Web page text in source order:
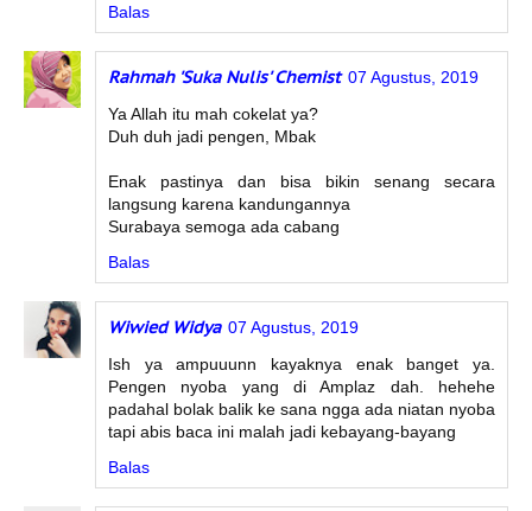
Balas
Rahmah 'Suka Nulis' Chemist 07 Agustus, 2019
Ya Allah itu mah cokelat ya?
Duh duh jadi pengen, Mbak
Enak pastinya dan bisa bikin senang secara
langsung karena kandungannya
Surabaya semoga ada cabang
Balas
Wiwied Widya 07 Agustus, 2019
Ish ya ampuuunn kayaknya enak banget ya.
Pengen nyoba yang di Amplaz dah. hehehe
padahal bolak balik ke sana ngga ada niatan nyoba
tapi abis baca ini malah jadi kebayang-bayang
Balas